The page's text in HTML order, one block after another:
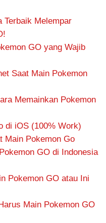
Terbaik Melempar
GO yang Wajib
Saat Main Pokemon
Memainkan Pokemon
di iOS (100% Work)
Main Pokemon Go
GO di Indonesia
Pokemon GO atau Ini
Main Pokemon GO